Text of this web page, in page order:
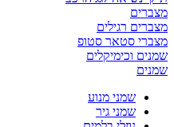
מצברים
מצברים רגילים
מצברי סטאר סטופ
שמנים וכימיקלים
שמנים
שמני מנוע
שמני גיר